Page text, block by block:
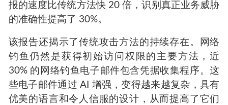
报的速度比传统方法快 20 倍，识别真正业务威胁
的准确性提高了 30%。
该报告还揭示了传统攻击方法的持续存在。网络
钓鱼仍然是获得初始访问权限的主要方法，近
30% 的网络钓鱼电子邮件包含凭据收集程序。这
些电子邮件通过 AI 增强，变得越来越复杂，具有
优美的语言和令人信服的设计，从而提高了它们